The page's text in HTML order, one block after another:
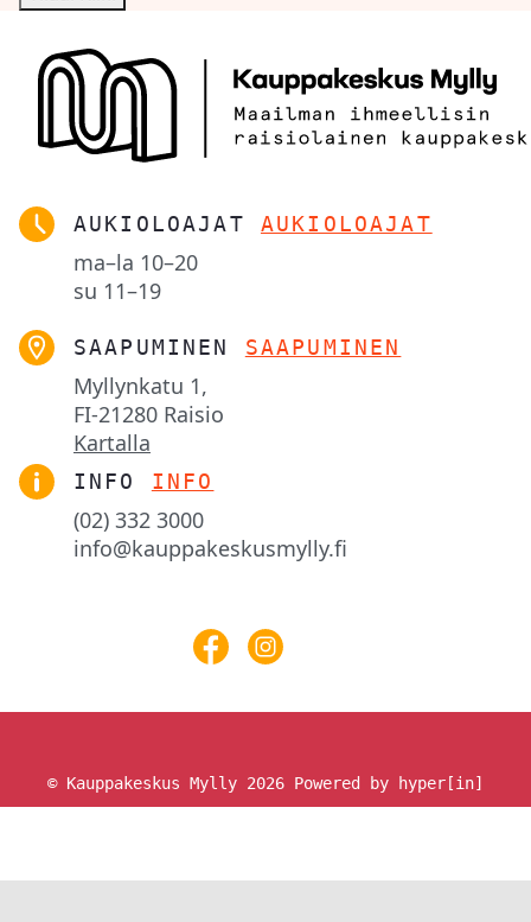
AUKIOLOAJAT AUKIOLOAJAT
ma–la 10–20
su 11–19
SAAPUMINEN SAAPUMINEN
Myllynkatu 1,
FI-21280 Raisio
Kartalla
INFO INFO
(02) 332 3000
info@kauppakeskusmylly.fi
© Kauppakeskus Mylly 2026 Powered by hyper[in]